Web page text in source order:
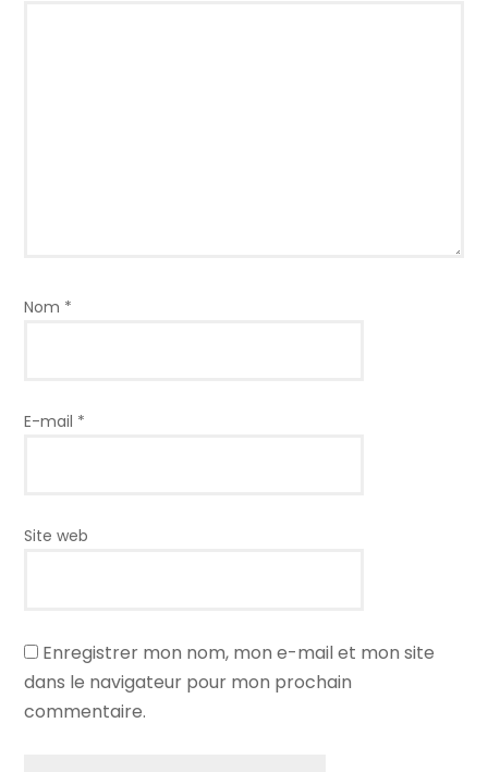
Nom *
E-mail *
Site web
Enregistrer mon nom, mon e-mail et mon site
dans le navigateur pour mon prochain
commentaire.